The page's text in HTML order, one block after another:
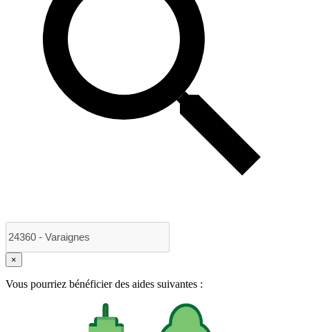
×
Vous pourriez bénéficier des aides suivantes :